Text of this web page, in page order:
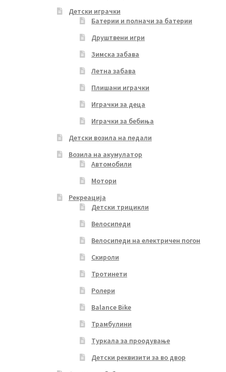
Детски играчки
Батерии и полначи за батерии
Друштвени игри
Зимска забава
Летна забава
Плишани играчки
Играчки за деца
Играчки за бебиња
Детски возила на педали
Возила на акумулатор
Автомобили
Мотори
Рекреација
Детски трицикли
Велосипеди
Велосипеди на електричен погон
Скироли
Тротинети
Ролери
Balance Bike
Трамбулини
Туркала за проодување
Детски реквизити за во двор